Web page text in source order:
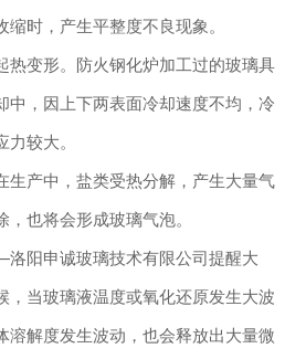
时，产生平整度不良现象。
变形。防火钢化炉加工过的玻璃具
中，因上下两表面冷却速度不均，冷
较大。
产中，盐类受热分解，产生大量气
也将会形成玻璃气泡。
申诚玻璃技术有限公司提醒大
，当玻璃液温度或氧化还原发生大波
溶解度发生波动，也会释放出大量微